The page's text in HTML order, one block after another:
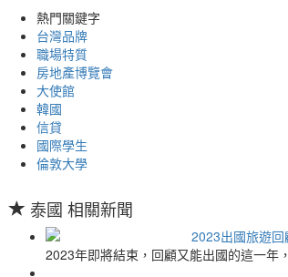
熱門關鍵字
台灣品牌
職場特質
房地產博覽會
大使館
韓國
信貸
國際學生
倫敦大學
泰國 相關新聞
2023出國旅遊
2023年即將結束，回顧又能出國的這一年